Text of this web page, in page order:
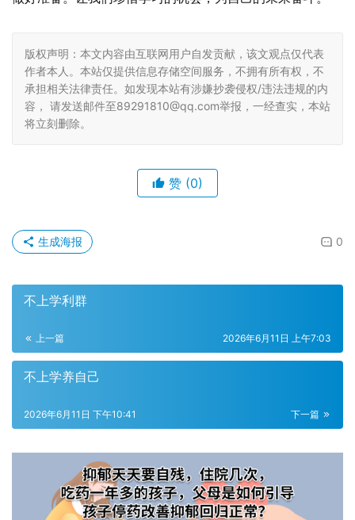
版权声明：本文内容由互联网用户自发贡献，该文观点仅代表
作者本人。本站仅提供信息存储空间服务，不拥有所有权，不
承担相关法律责任。如发现本站有涉嫌抄袭侵权/违法违规的内
容， 请发送邮件至89291810@qq.com举报，一经查实，本站
将立刻删除。
赞 (0)
0
生成海报
不上学利群
上一篇 2026年6月11日 上午7:03
不上学养自己
下一篇
2026年6月11日 下午10:41